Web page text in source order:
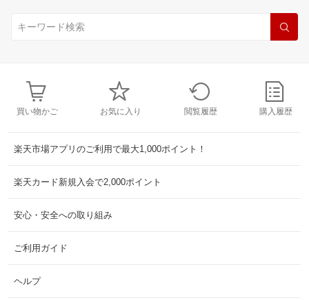
買い物かご お気に入り 閲覧履歴 購入履歴
楽天市場アプリのご利用で最大1,000ポイント！
楽天カード新規入会で2,000ポイント
安心・安全への取り組み
ご利用ガイド
ヘルプ